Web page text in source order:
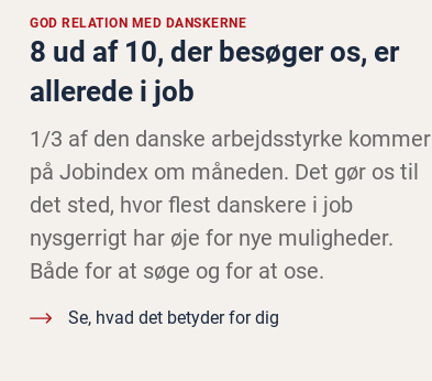
GOD RELATION MED DANSKERNE
8 ud af 10, der besøger os, er
allerede i job
1/3 af den danske arbejdsstyrke kommer
på Jobindex om måneden. Det gør os til
det sted, hvor flest danskere i job
nysgerrigt har øje for nye muligheder.
Både for at søge og for at ose.
Se, hvad det betyder for dig